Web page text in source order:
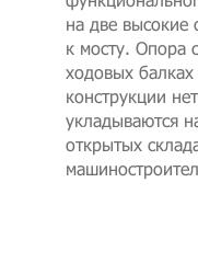
на две высокие
к мосту. Опора
ходовых
конструкции
укладываются
открытых